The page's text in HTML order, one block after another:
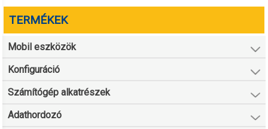
TERMÉKEK
Mobil eszközök
Konfiguráció
Számítógép alkatrészek
Adathordozó